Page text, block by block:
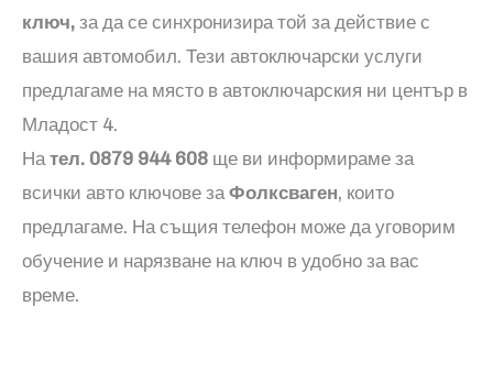
ключ, за да се синхронизира той за действие с
вашия автомобил. Тези автоключарски услуги
предлагаме на място в автоключарския ни център в
Младост 4.
Нател. 0879 944 608 ще ви информираме за
всички авто ключове заФолксваген, които
предлагаме. На същия телефон може да уговорим
обучение и нарязване на ключ в удобно за вас
време.